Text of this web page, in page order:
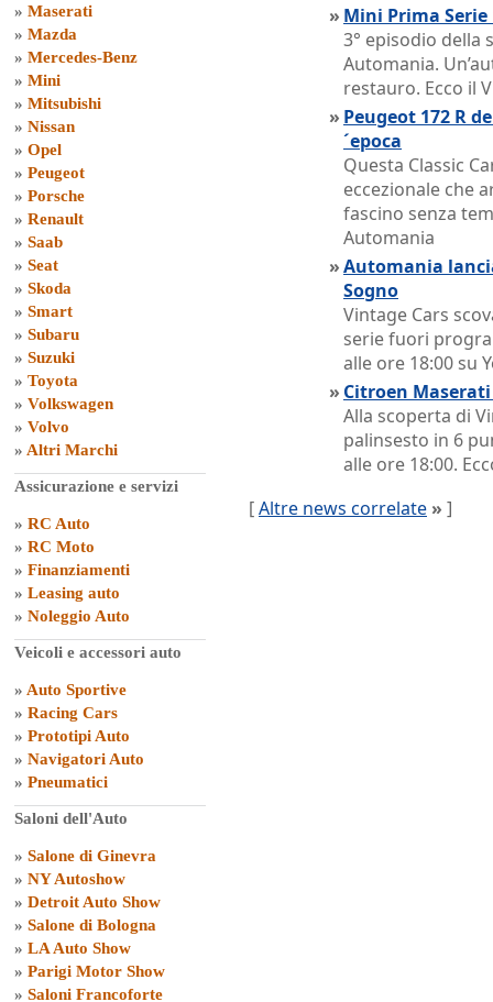
» Maserati
» Mazda
» Mercedes-Benz
» Mini
» Mitsubishi
» Nissan
» Opel
» Peugeot
» Porsche
» Renault
» Saab
» Seat
» Skoda
» Smart
» Subaru
» Suzuki
» Toyota
» Volkswagen
» Volvo
» Altri Marchi
Assicurazione e servizi
» RC Auto
» RC Moto
» Finanziamenti
» Leasing auto
» Noleggio Auto
Veicoli e accessori auto
» Auto Sportive
» Racing Cars
» Prototipi Auto
» Navigatori Auto
» Pneumatici
Saloni dell'Auto
» Salone di Ginevra
» NY Autoshow
» Detroit Auto Show
» Salone di Bologna
» LA Auto Show
» Parigi Motor Show
» Saloni Francoforte
» Mini Prima
3° episodio della
Automania.
restauro. Ecco il
» Peugeot 172 R
´epoca
Questa Classic
eccezionale che
fascino senza
Automania
»Automania
Sogno
Vintage Cars
serie fuori
alle ore 18:00 su
» Citroen
Alla scoperta di
palinsesto in 6
alle ore 18:00.
[Altre news correlate » ]